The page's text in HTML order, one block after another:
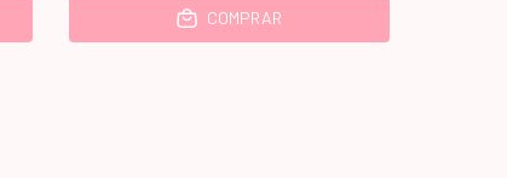
COMPRAR